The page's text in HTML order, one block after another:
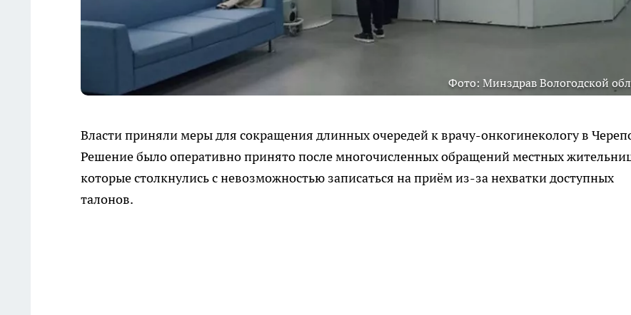
Фото: Минздрав Вологодской
Власти приняли меры для сокращения длинных очередей к врачу-онкогинекологу в
Решение было оперативно принято после многочисленных обращений местных
которые столкнулись с невозможностью записаться на приём из-за нехватки доступных
талонов.